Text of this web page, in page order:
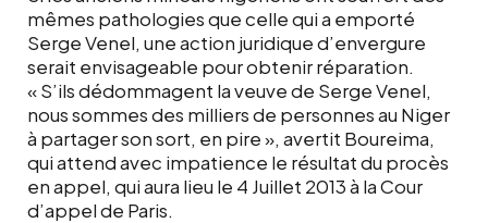
mêmes pathologies que celle qui a emporté
Serge Venel, une action juridique d’envergure
serait envisageable pour obtenir réparation.
« S’ils dédommagent la veuve de Serge Venel,
nous sommes des milliers de personnes au Niger
à partager son sort, en pire », avertit Boureima,
qui attend avec impatience le résultat du procès
en appel, qui aura lieu le 4 Juillet 2013 à la Cour
d’appel de Paris.